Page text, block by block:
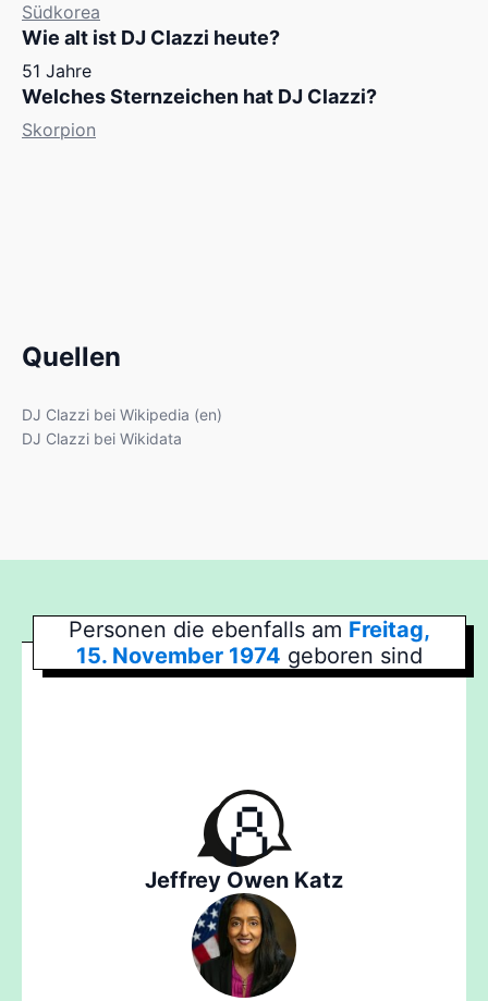
Südkorea
Wie alt ist DJ Clazzi heute?
51 Jahre
Welches Sternzeichen hat DJ Clazzi?
Skorpion
Quellen
DJ Clazzi bei Wikipedia (en)
DJ Clazzi bei Wikidata
Personen die ebenfalls am Freitag,
15. November 1974 geboren sind
Jeffrey Owen Katz